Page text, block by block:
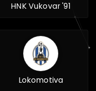
HNK Vukovar '91
Lokomotiva